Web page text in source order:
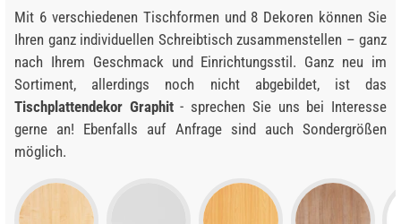
Mit 6 verschiedenen Tischformen und 8 Dekoren können Sie
Ihren ganz individuellen Schreibtisch zusammenstellen – ganz
nach Ihrem Geschmack und Einrichtungsstil. Ganz neu im
Sortiment, allerdings noch nicht abgebildet, ist das
Tischplattendekor Graphit- sprechen Sie uns bei Interesse
gerne an! Ebenfalls auf Anfrage sind auch Sondergrößen
möglich.